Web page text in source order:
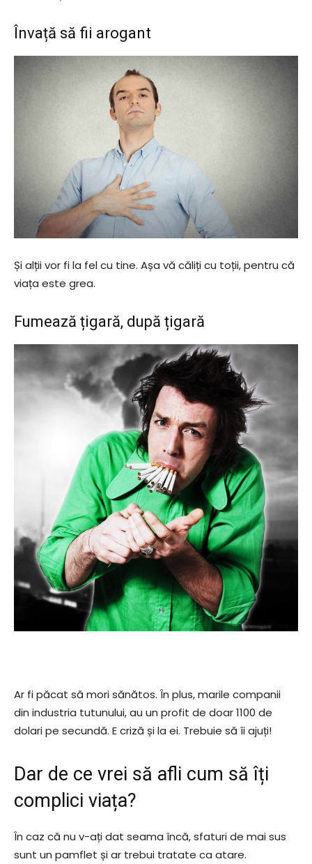
Învață să fii arogant
Și alții vor fi la fel cu tine. Așa vă căliți cu toții, pentru că
viața este grea.
Fumează țigară, după țigară
Ar fi păcat să mori sănătos. În plus, marile companii
din industria tutunului, au un profit de doar 1100 de
dolari pe secundă. E criză și la ei. Trebuie să îi ajuți!
Dar de ce vrei să afli cum să îți
complici viața?
În caz că nu v-ați dat seama încă, sfaturi de mai sus
sunt un pamflet și ar trebui tratate ca atare.